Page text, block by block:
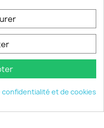
keyboard_arrow_down
confidentialité et de cookies